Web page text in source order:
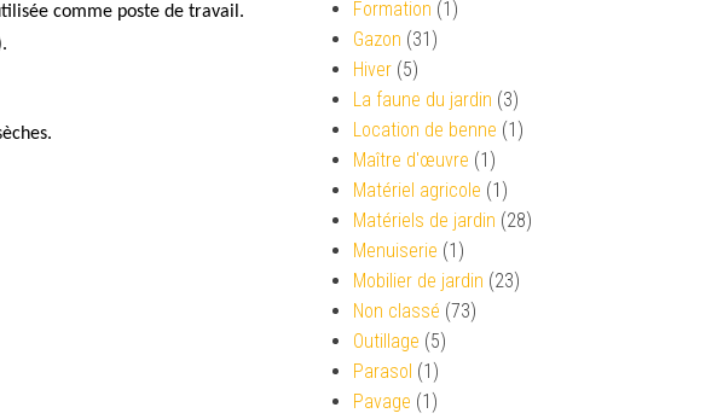
comme poste de travail.
Formation (1)
Gazon (31)
Hiver (5)
La faune du jardin (3)
Location de benne (1)
Maître d'œuvre (1)
Matériel agricole (1)
Matériels de jardin (28)
Menuiserie (1)
Mobilier de jardin (23)
Non classé (73)
Outillage (5)
Parasol (1)
Pavage (1)